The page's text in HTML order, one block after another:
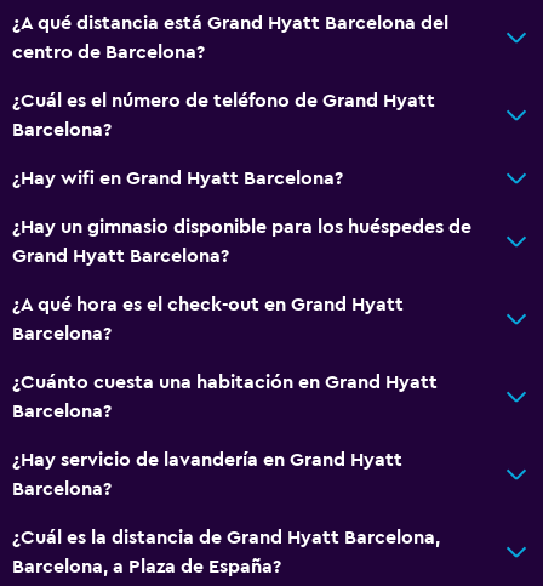
Calefacción
Aire acondicionado
Wifi gratis
Champú
Gel de ducha
Albornoz
Ducha
Baño adicional
Aseo
¿A qué distancia está Grand Hyatt Barcelona del
centro de Barcelona?
¿Cuál es el número de teléfono de Grand Hyatt
Barcelona?
¿Hay wifi en Grand Hyatt Barcelona?
¿Hay un gimnasio disponible para los huéspedes de
Grand Hyatt Barcelona?
¿A qué hora es el check-out en Grand Hyatt
Barcelona?
¿Cuánto cuesta una habitación en Grand Hyatt
Barcelona?
¿Hay servicio de lavandería en Grand Hyatt
Barcelona?
¿Cuál es la distancia de Grand Hyatt Barcelona,
Barcelona, a Plaza de España?